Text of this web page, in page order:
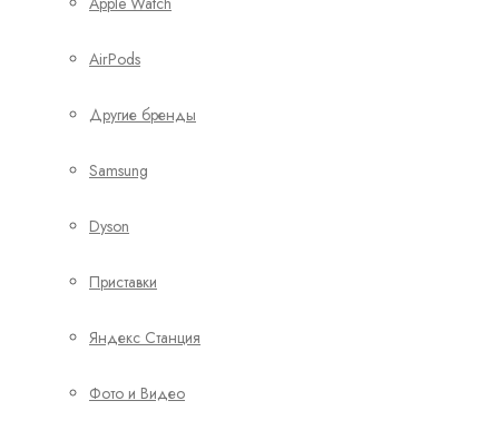
AirPods
Другие бренды
Samsung
Dyson
Приставки
Яндекс Станция
Фото и Видео